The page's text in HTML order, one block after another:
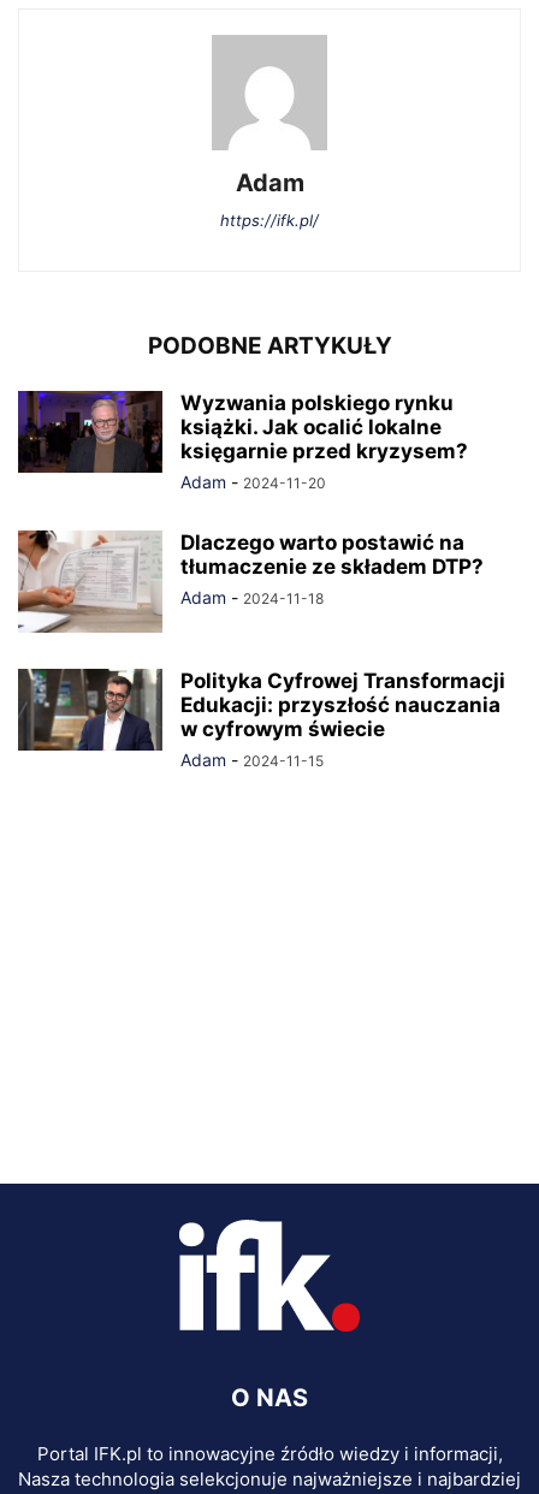
Adam
https://ifk.pl/
PODOBNE ARTYKUŁY
Wyzwania polskiego rynku
książki. Jak ocalić lokalne
księgarnie przed kryzysem?
Adam - 2024-11-20
Dlaczego warto postawić na
tłumaczenie ze składem DTP?
Adam - 2024-11-18
Polityka Cyfrowej Transformacji
Edukacji: przyszłość nauczania
w cyfrowym świecie
Adam - 2024-11-15
O NAS
Portal IFK.pl to innowacyjne źródło wiedzy i informacji,
Nasza technologia selekcjonuje najważniejsze i najbardziej